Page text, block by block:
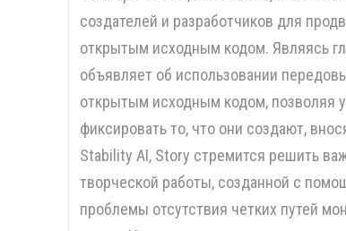
создателей и разработчиков для
открытым исходным кодом. Являясь
объявляет об использовании
открытым исходным кодом, позволяя
фиксировать то, что они создают,
Stability AI, Story стремится решить
творческой работы, созданной с
проблемы отсутствия четких путей